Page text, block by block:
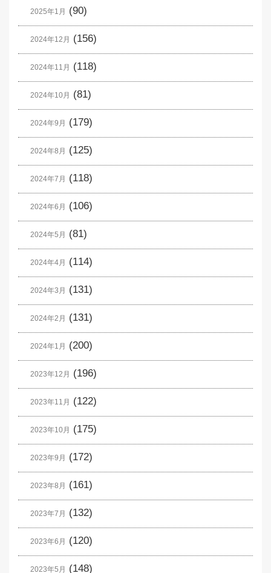
2025年1月 (90)
2024年12月 (156)
2024年11月 (118)
2024年10月 (81)
2024年9月 (179)
2024年8月 (125)
2024年7月 (118)
2024年6月 (106)
2024年5月 (81)
2024年4月 (114)
2024年3月 (131)
2024年2月 (131)
2024年1月 (200)
2023年12月 (196)
2023年11月 (122)
2023年10月 (175)
2023年9月 (172)
2023年8月 (161)
2023年7月 (132)
2023年6月 (120)
2023年5月 (148)